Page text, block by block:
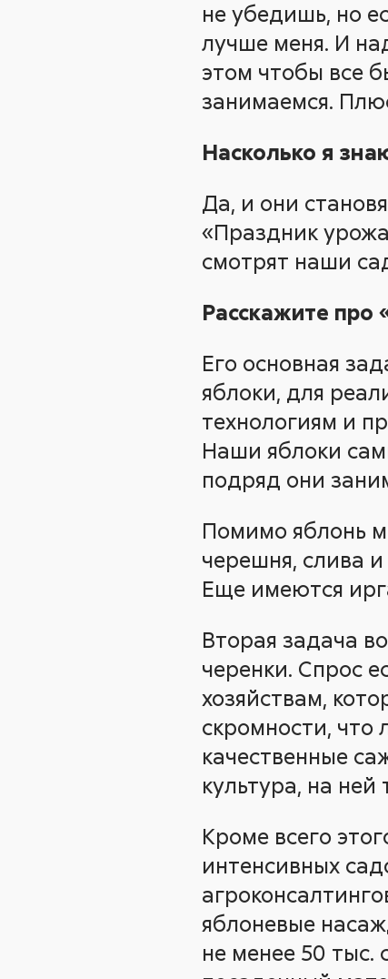
не убедишь, но
лучше меня. И
этом чтобы все
занимаемся.
Насколько я
Да, и они
«Праздник
смотрят наши
Расскажите
Его основная
яблоки, для
технологиям и
Наши яблоки
подряд они
Помимо яблонь
черешня, слива
Еще имеются
Вторая задача
черенки. Спрос
хозяйствам,
скромности, что
качественные
культура, на
Кроме всего
интенсивных
яблоневые
не менее 50 тыс.